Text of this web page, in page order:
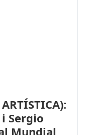
Sergio
Mundial